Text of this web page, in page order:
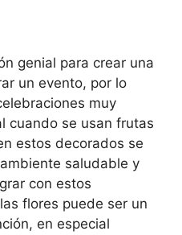
genial para crear una
un evento, por lo
muy
cuando se usan frutas
estos decorados se
saludable y
con estos
flores puede ser un
en especial